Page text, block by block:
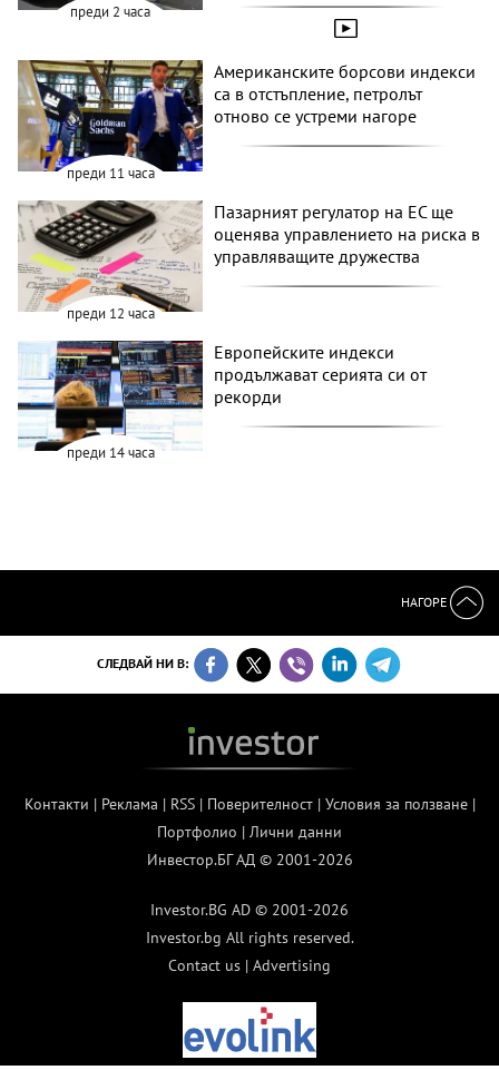
преди 2 часа
преди 11 часа
Американските борсови индекси
са в отстъпление, петролът
отново се устреми нагоре
преди 12 часа
Пазарният регулатор на ЕС ще
оценява управлението на риска в
управляващите дружества
преди 14 часа
Европейските индекси
продължават серията си от
рекорди
НАГОРЕ
СЛЕДВАЙ НИ В:
Контакти | Реклама | RSS| Поверителност| Условия за ползване|
Портфолио | Лични данни
Инвестор.БГ АД © 2001-2026
Investor.BG AD © 2001-2026
Investor.bg All rights reserved.
Contact us | Advertising